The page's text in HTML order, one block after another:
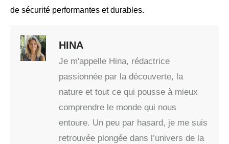
de sécurité performantes et durables.
HINA
Je m'appelle Hina, rédactrice
passionnée par la découverte, la
nature et tout ce qui pousse à mieux
comprendre le monde qui nous
entoure. Un peu par hasard, je me suis
retrouvée plongée dans l’univers de la